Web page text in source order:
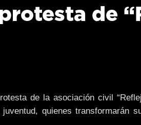
de
de la asociación civil
quienes transformarán